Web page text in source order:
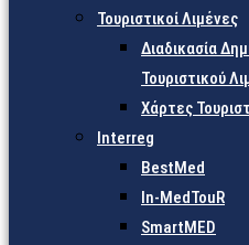
Τουριστικοί Λιμένες
Διαδικασία
Τουριστικού
Χάρτες
Interreg
BestMed
In-MedTouR
SmartMED